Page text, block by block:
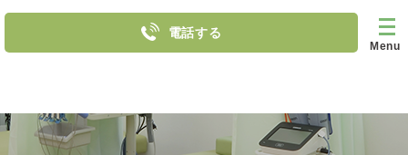
電話する
Menu